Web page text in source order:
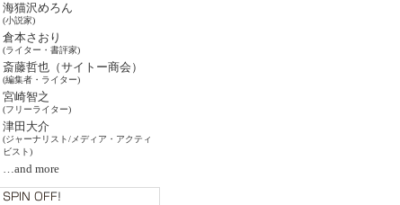
海猫沢めろん
(小説家)
倉本さおり
(ライター・書評家)
斎藤哲也（サイトー商会）
(編集者・ライター)
宮崎智之
(フリーライター)
津田大介
(ジャーナリスト/メディア・アクティ
ビスト)
…and more